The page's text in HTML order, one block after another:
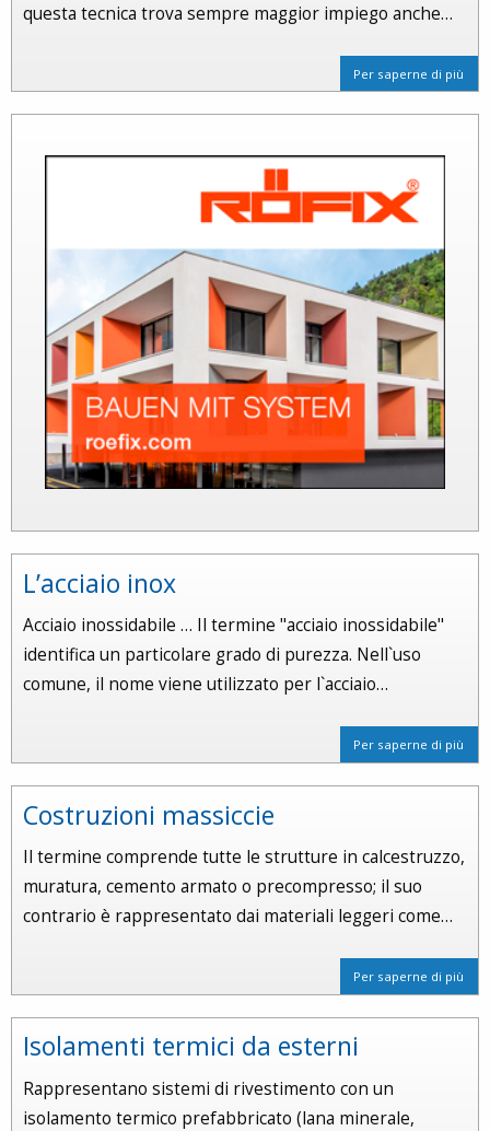
questa tecnica trova sempre maggior impiego anche…
Per saperne di più
L’acciaio inox
Acciaio inossidabile … Il termine "acciaio inossidabile"
identifica un particolare grado di purezza. Nell`uso
comune, il nome viene utilizzato per l`acciaio…
Per saperne di più
Costruzioni massiccie
Il termine comprende tutte le strutture in calcestruzzo,
muratura, cemento armato o precompresso; il suo
contrario è rappresentato dai materiali leggeri come…
Per saperne di più
Isolamenti termici da esterni
Rappresentano sistemi di rivestimento con un
isolamento termico prefabbricato (lana minerale,